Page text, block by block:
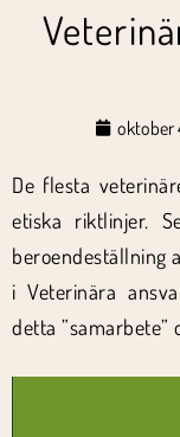
oktober
De flesta
etiska riktlinjer.
beroendeställning
i Veterinära
detta ”samarbete”